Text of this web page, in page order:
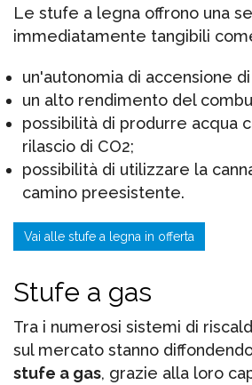
Le stufe a legna offrono una
immediatamente tangibili
un'autonomia di accensione
un alto rendimento del
possibilità di produrre acqua
rilascio di CO2;
possibilità di utilizzare la
camino preesistente.
Vai alle stufe a legna in offerta
Stufe a gas
Tra i numerosi sistemi di
sul mercato stanno
stufe a gas, grazie alla loro